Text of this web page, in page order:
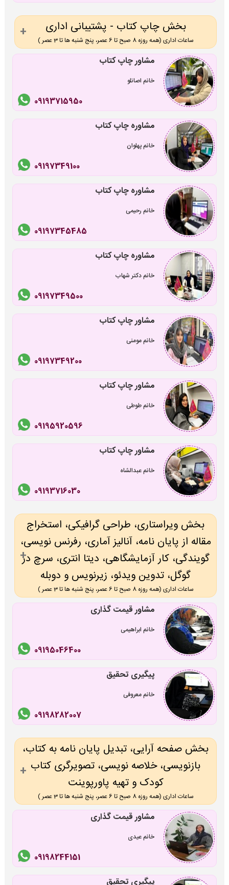
بخش چاپ کتاب - پشتیبانی اداری
ساعات اداری (همه روزه 8 صبح تا 6 عصر، پنج شنبه ها تا 3 عصر )
مشاور چاپ کتاب
خانم اصانلو
09193715950
مشاوره چاپ کتاب
خانم پهلوان
09197349100
مشاوره چاپ کتاب
خانم رحیمی
09197345485
مشاوره چاپ کتاب
خانم دکتر شهاب
09197349500
مشاور چاپ کتاب
خانم مومنی
09197349200
مشاور چاپ کتاب
خانم طوطی
09195920596
مشاور چاپ کتاب
خانم عبدالشاه
09193716030
بخش ویراستاری، طراحی گرافیکی، استخراج
مقاله از پایان نامه، آنالیز آماری، رفرنس نویسی،
گویندگی، کار آزمایشگاهی، دیتا انتری، سرچ در
گوگل، تدوین ویدئو، زیرنویس و دوبله
ساعات اداری (همه روزه 8 صبح تا 6 عصر، پنج شنبه ها تا 3 عصر )
مشاور قیمت گذاری
خانم ابراهیمی
09195046400
پیگیری تحقیق
خانم معروفی
09198282007
بخش صفحه آرایی، تبدیل پایان نامه به کتاب،
بازنویسی، خلاصه نویسی، تصویرگری کتاب
کودک و تهیه پاورپوینت
ساعات اداری (همه روزه 8 صبح تا 6 عصر، پنج شنبه ها تا 3 عصر )
مشاور قیمت گذاری
خانم عیدی
09198244151
پیگیری تحقیق